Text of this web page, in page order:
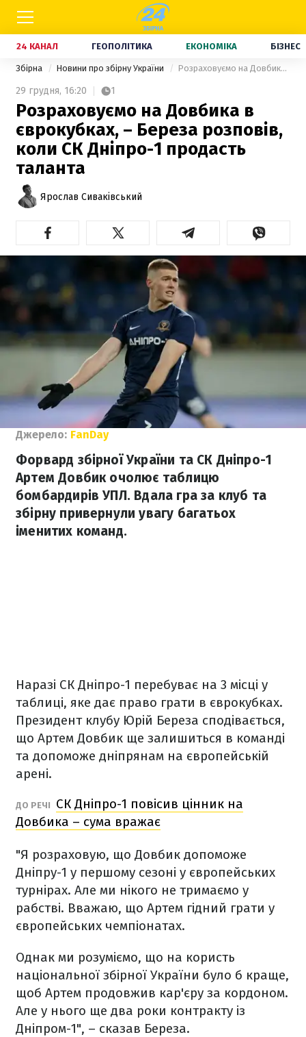
24 КАНАЛ ГЕОПОЛІТИКА ЕКОНОМІКА БІЗНЕС
Збірна Новини про збірну України Розраховуємо на Довбика в єврокубках, – Береза розповів, коли СК Дніпро-1 продасть таланта
29 грудня, 16:20 1
Розраховуємо на Довбика в
єврокубках, – Береза розповів,
коли СК Дніпро-1 продасть
таланта
Ярослав Сиваківський
Джерело: FanDay
Форвард збірної України та СК Дніпро-1
Артем Довбик очолює таблицю
бомбардирів УПЛ. Вдала гра за клуб та
збірну привернули увагу багатьох
іменитих команд.
Наразі СК Дніпро-1 перебуває на 3 місці у
таблиці, яке дає право грати в єврокубках.
Президент клубу Юрій Береза сподівається,
що Артем Довбик ще залишиться в команді
та допоможе дніпрянам на європейській
арені.
ДО РЕЧІ
СК Дніпро-1 повісив цінник на
Довбика – сума вражає
"Я розраховую, що Довбик допоможе
Дніпру-1 у першому сезоні у європейських
турнірах. Але ми нікого не тримаємо у
рабстві. Вважаю, що Артем гідний грати у
європейських чемпіонатах.
Однак ми розуміємо, що на користь
національної збірної України було б краще,
щоб Артем продовжив кар'єру за кордоном.
Але у нього ще два роки контракту із
Дніпром-1", – сказав Береза.